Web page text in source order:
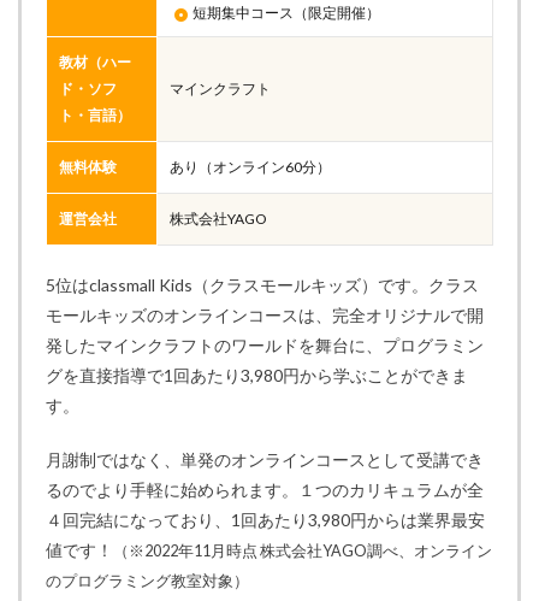
短期集中コース（限定開催）
教材（ハー
ド・ソフ
ト・言語）
マインクラフト
無料体験 あり（オンライン60分）
運営会社 株式会社YAGO
5位はclassmall Kids（クラスモールキッズ）です。クラス
モールキッズのオンラインコースは、完全オリジナルで開
発したマインクラフトのワールドを舞台に、プログラミン
グを直接指導で1回あたり3,980円から学ぶことができま
す。
月謝制ではなく、単発のオンラインコースとして受講でき
るのでより手軽に始められます。１つのカリキュラムが全
４回完結になっており、1回あたり3,980円からは業界最安
値です！
（※2022年11月時点 株式会社YAGO調べ、オンライン
のプログラミング教室対象）